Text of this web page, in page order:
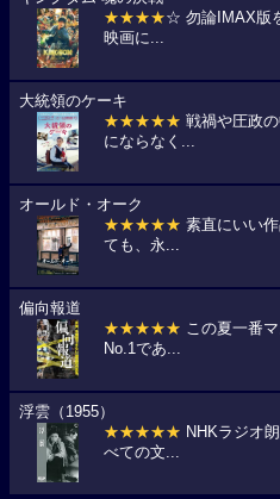
★★★★☆ 勿論IMAX版
映画に...
大統領のケーキ
★★★★★ 戦禍や圧政
にならなく...
オールド・オーク
★★★★★ 素直にいい
ても、永...
偏向報道
★★★★★ この夏一番
No.1であ...
浮雲（1955）
★★★★★ NHKラジオ
べての文...